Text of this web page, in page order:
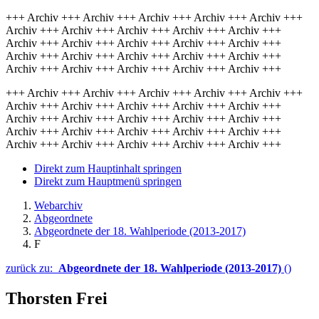
+++ Archiv +++ Archiv +++ Archiv +++ Archiv +++ Archiv +++
Archiv +++ Archiv +++ Archiv +++ Archiv +++ Archiv +++
Archiv +++ Archiv +++ Archiv +++ Archiv +++ Archiv +++
Archiv +++ Archiv +++ Archiv +++ Archiv +++ Archiv +++
Archiv +++ Archiv +++ Archiv +++ Archiv +++ Archiv +++
+++ Archiv +++ Archiv +++ Archiv +++ Archiv +++ Archiv +++
Archiv +++ Archiv +++ Archiv +++ Archiv +++ Archiv +++
Archiv +++ Archiv +++ Archiv +++ Archiv +++ Archiv +++
Archiv +++ Archiv +++ Archiv +++ Archiv +++ Archiv +++
Archiv +++ Archiv +++ Archiv +++ Archiv +++ Archiv +++
Direkt zum Hauptinhalt springen
Direkt zum Hauptmenü springen
Webarchiv
Abgeordnete
Abgeordnete der 18. Wahlperiode (2013-2017)
F
zurück zu: Abgeordnete der 18. Wahlperiode (2013-2017) ()
Thorsten Frei